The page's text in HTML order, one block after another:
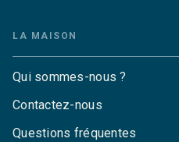
LA MAISON
Qui sommes-nous ?
Contactez-nous
Questions fréquentes